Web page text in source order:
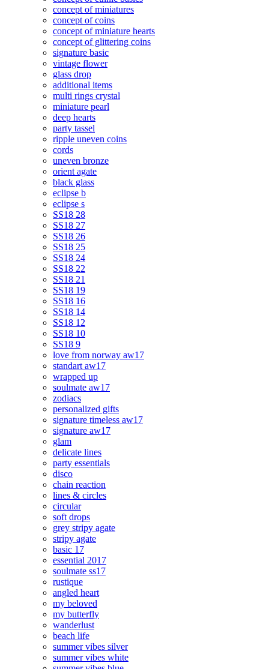
concept of miniatures
concept of coins
concept of miniature hearts
concept of glittering coins
signature basic
vintage flower
glass drop
additional items
multi rings crystal
miniature pearl
deep hearts
party tassel
ripple uneven coins
cords
uneven bronze
orient agate
black glass
eclipse b
eclipse s
SS18 28
SS18 27
SS18 26
SS18 25
SS18 24
SS18 22
SS18 21
SS18 19
SS18 16
SS18 14
SS18 12
SS18 10
SS18 9
love from norway aw17
standart aw17
wrapped up
soulmate aw17
zodiacs
personalized gifts
signature timeless aw17
signature aw17
glam
delicate lines
party essentials
disco
chain reaction
lines & circles
circular
soft drops
grey stripy agate
stripy agate
basic 17
essential 2017
soulmate ss17
rustique
angled heart
my beloved
my butterfly
wanderlust
beach life
summer vibes silver
summer vibes white